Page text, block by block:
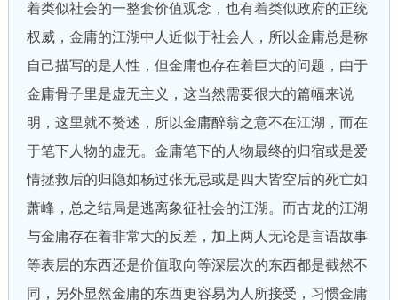
着类似社会的一整套价值观念，也有着类似政府的正统
权威，金庸的江湖中人近似于社会人，所以金庸总是称
自己描写的是人性，但金庸也存在着巨大的问题，由于
金庸骨子里是虚无主义，这当然需要很大的篇幅来说
明，这里就不赘述，所以金庸醉翁之意不在江湖，而在
于笔下人物的虚无。金庸笔下的人物最终的归宿或是爱
情拯救后的归隐如杨过张无忌或是四大皆空后的死亡如
萧峰，总之结局是逃离象征社会的江湖。而古龙的江湖
与金庸存在着非常大的反差，加上两人无论是言语故事
等表层的东西还是价值取向等深层次的东西都是截然不
同，另外显然金庸的东西更容易为人所接受，习惯金庸